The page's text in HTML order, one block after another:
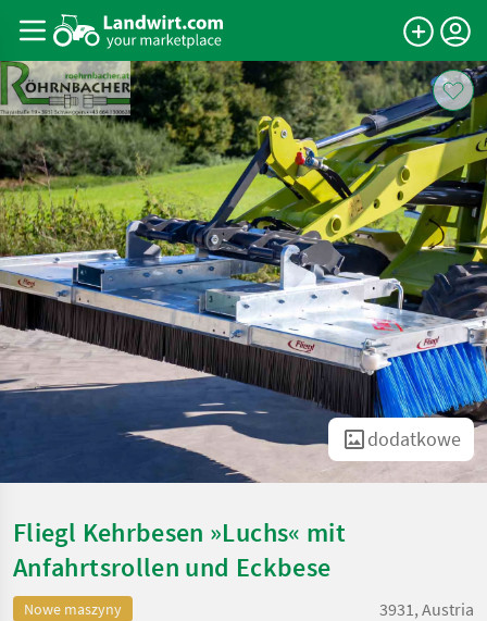
dodatkowe
Fliegl Kehrbesen »Luchs« mit
Anfahrtsrollen und Eckbese
Nowe maszyny 3931, Austria